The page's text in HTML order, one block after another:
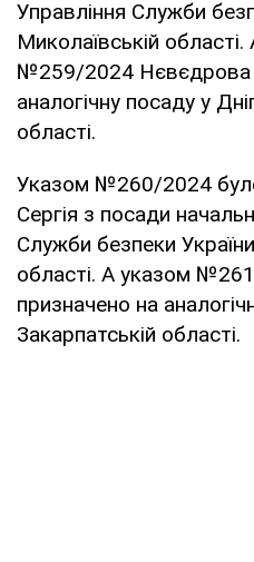
Управління Служби
Миколаївській
№259/2024 Нєвєдрова
аналогічну посаду у
області.
Указом №260/2024
Сергія з посади
Служби безпеки
області. А указом
призначено на
Закарпатській області.